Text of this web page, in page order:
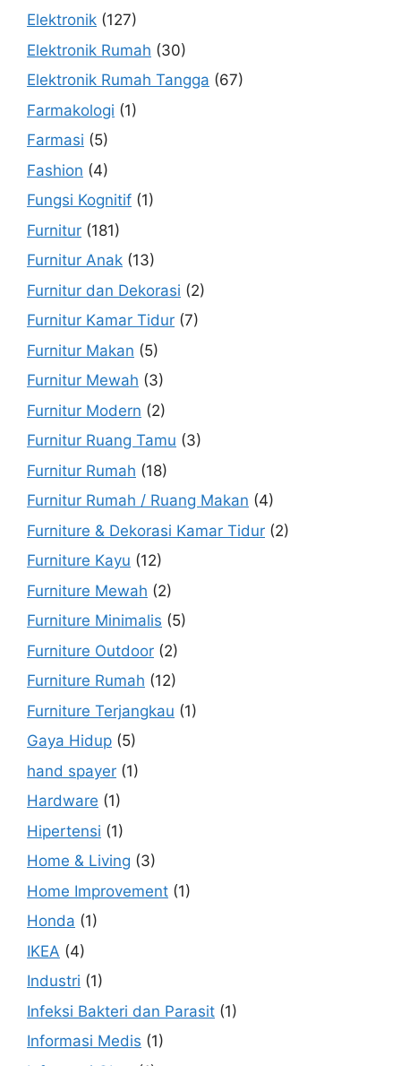
Elektronik (127)
Elektronik Rumah (30)
Elektronik Rumah Tangga (67)
Farmakologi (1)
Farmasi (5)
Fashion (4)
Fungsi Kognitif (1)
Furnitur (181)
Furnitur Anak (13)
Furnitur dan Dekorasi (2)
Furnitur Kamar Tidur (7)
Furnitur Makan (5)
Furnitur Mewah (3)
Furnitur Modern (2)
Furnitur Ruang Tamu (3)
Furnitur Rumah (18)
Furnitur Rumah / Ruang Makan (4)
Furniture & Dekorasi Kamar Tidur (2)
Furniture Kayu (12)
Furniture Mewah (2)
Furniture Minimalis (5)
Furniture Outdoor (2)
Furniture Rumah (12)
Furniture Terjangkau (1)
Gaya Hidup (5)
hand spayer (1)
Hardware (1)
Hipertensi (1)
Home & Living (3)
Home Improvement (1)
Honda (1)
IKEA (4)
Industri (1)
Infeksi Bakteri dan Parasit (1)
Informasi Medis (1)